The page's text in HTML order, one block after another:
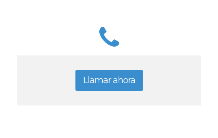
Llamar ahora